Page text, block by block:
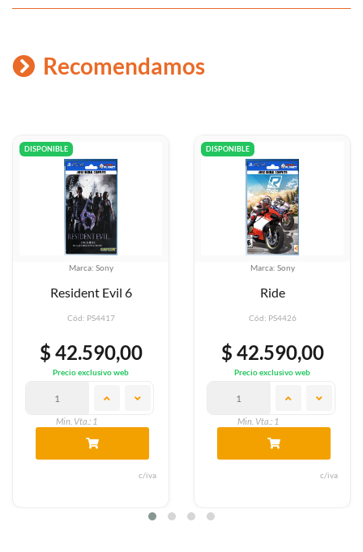
Recomendamos
DISPONIBLE
Marca: Sony
Ride
Cód: PS4426
$ 42.590,00
Precio exclusivo web
DISPONIBLE
Marca: Sony
Revelations 1
Cód: PS4419
$
Precio exclusivo web